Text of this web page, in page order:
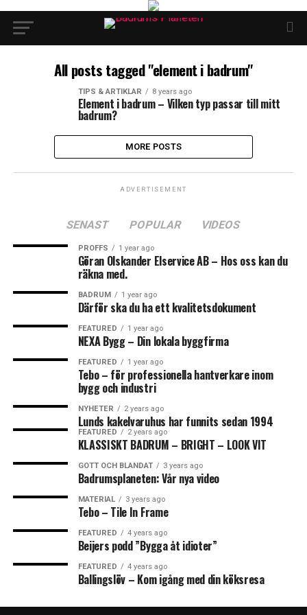
All posts tagged "element i badrum"
TIPS & ARTIKLAR 8 years ago
Element i badrum – Vilken typ passar till mitt
badrum?
MORE POSTS
ADVERTISEMENT
SENAST POPULAR VIDEOS
PROFFS 1 year ago
Göran Olskander Elservice AB – Hos oss kan du
räkna med.
BADRUM 1 year ago
Därför ska du ha ett kvalitetsdokument
FEATURED 1 year ago
NEXA Bygg – Din lokala byggfirma
FEATURED 1 year ago
Tebo – för professionella hantverkare inom
bygg och industri
NYHETER 2 years ago
Lunds kakelvaruhus har funnits sedan 1994
FEATURED 2 years ago
KLASSISKT BADRUM – BRIGHT – LOOK VIT
GOTT OCH BLANDAT 3 years ago
Badrumsplaneten: Vår nya video
MATERIAL 3 years ago
Tebo – Tile In Frame
FEATURED 4 years ago
Beijers podd ”Bygga åt idioter”
FEATURED 4 years ago
Ballingslöv – Kom igång med din köksresa